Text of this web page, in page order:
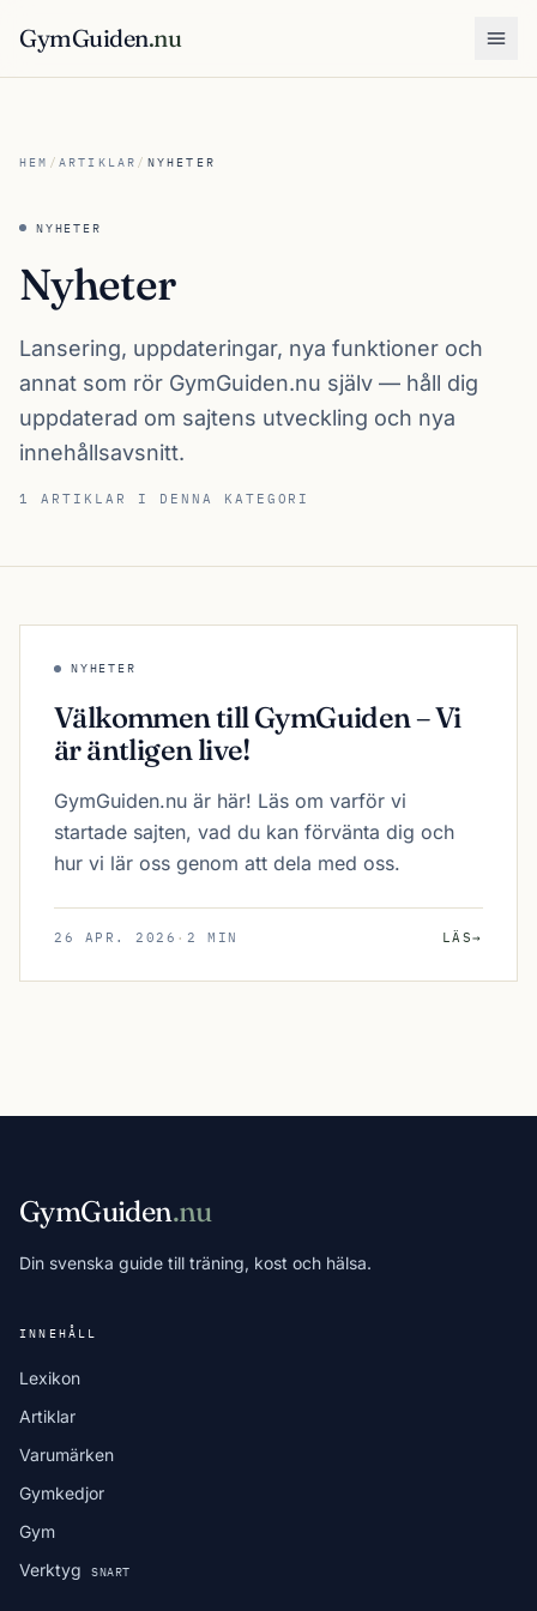
GymGuiden.nu
HEM / ARTIKLAR / NYHETER
NYHETER
Nyheter
Lansering, uppdateringar, nya funktioner och
annat som rör GymGuiden.nu själv — håll dig
uppdaterad om sajtens utveckling och nya
innehållsavsnitt.
1 ARTIKLAR I DENNA KATEGORI
NYHETER
Välkommen till GymGuiden – Vi
är äntligen live!
GymGuiden.nu är här! Läs om varför vi
startade sajten, vad du kan förvänta dig och
hur vi lär oss genom att dela med oss.
26 APR. 2026 ·2 MIN LÄS→
GymGuiden.nu
Din svenska guide till träning, kost och hälsa.
INNEHÅLL
Lexikon
Artiklar
Varumärken
Gymkedjor
Gym
Verktyg
SNART